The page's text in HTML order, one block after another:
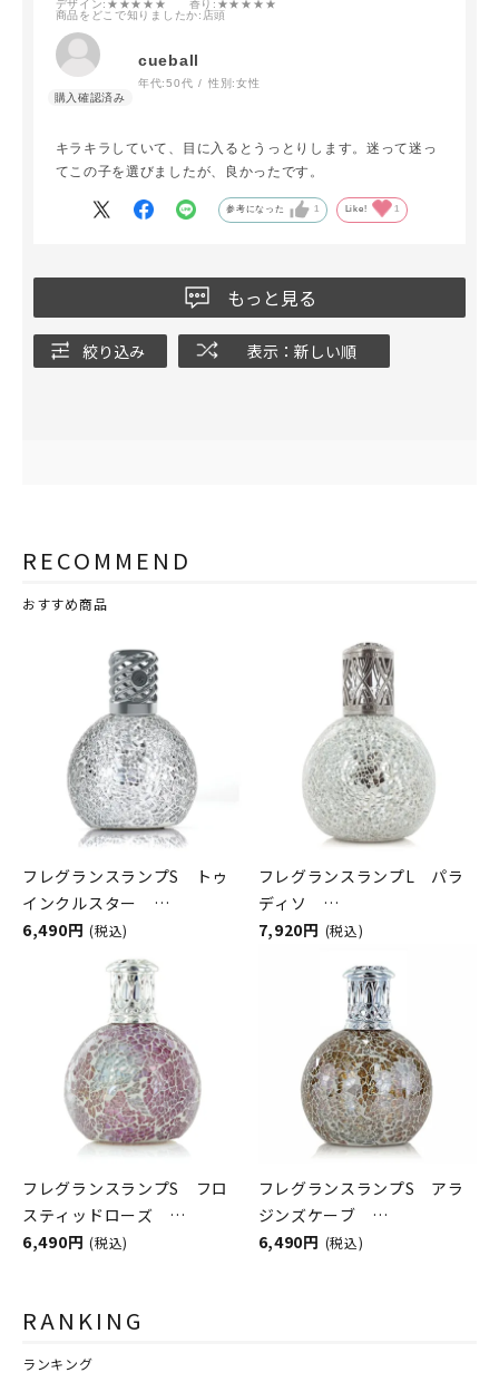
デザイン:★★★★★ 香り :★★★★★
商品をどこで知りましたか:店頭
cueball
年代:50代 性別:女性
キラキラしていて、目に入るとうっとりします。迷って迷っ
てこの子を選びましたが、良かったです。
参考になった 1 Like! 1
もっと見る
絞り込み 表示：新しい順
RECOMMEND
おすすめ商品
フレグランスランプS トゥ
インクルスター
ASHLEIGH&BURWOOD（ア
シュレイアンドバーウッド）
6,490円 (税込)
フレグランスランプL パラ
ディソ
ASHLEIGH&BURWOOD（ア
7,920円 (税込)
フレグランスランプS フロ
スティッドローズ
ASHLEIGH&BURWOOD（ア
6,490円 (税込)
フレグランスランプS アラ
ジンズケーブ
ASHLEIGH&BURWOOD（ア
6,490円 (税込)
RANKING
ランキング